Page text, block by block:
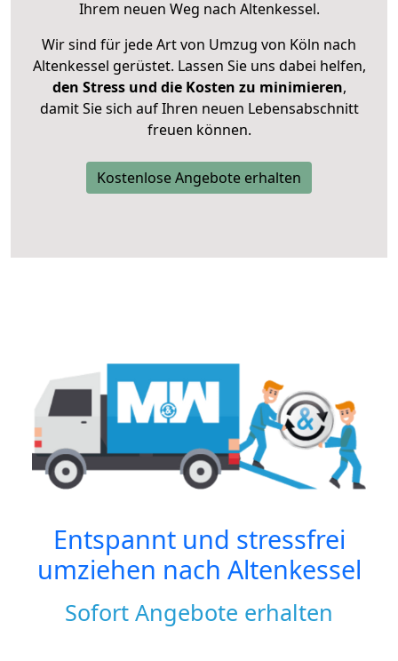
Ihrem neuen Weg nach Altenkessel.
Wir sind für jede Art von Umzug von Köln nach
Altenkessel gerüstet. Lassen Sie uns dabei helfen,
den Stress und die Kosten zu minimieren,
damit Sie sich auf Ihren neuen Lebensabschnitt
freuen können.
Kostenlose Angebote erhalten
Entspannt und stressfrei
umziehen nach Altenkessel
Sofort Angebote erhalten